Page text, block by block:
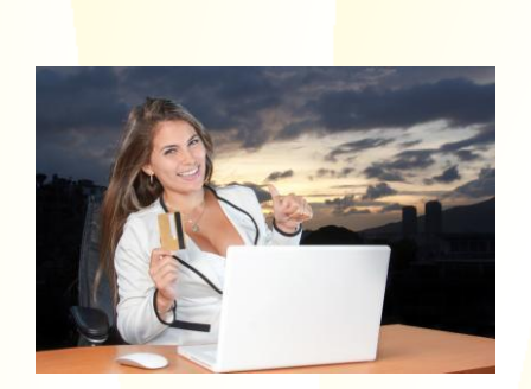
Bekijk
afbeelding